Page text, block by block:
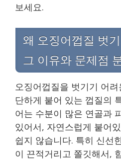
보세요.
왜 오징어껍질 벗
그 이유와 문제점
오징어껍질을 벗기기 어
단하게 붙어 있는 껍질의
어는 수분이 많은 연골과
있어서, 자연스럽게 붙어
쉽지 않습니다. 특히 신선
이 끈적거리고 쫄깃해서,